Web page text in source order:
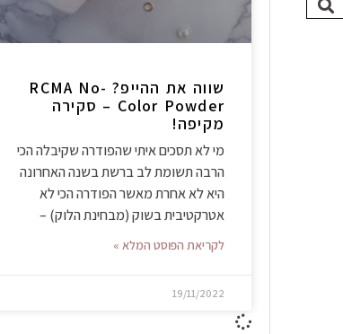
שווה את ההייפ? RCMA No-
Color Powder – סקירה
מקיפה!
מי לא תסכים איתי שהפודרה שקיבלה הכי
הרבה תשומת לב ברשת בשנה האחרונה
היא לא אחרת מאשר הפודרה הכי לא
אטרקטיבית בשוק (מבחינת הלוק) –
לקריאת הפוסט המלא »
19/11/2022